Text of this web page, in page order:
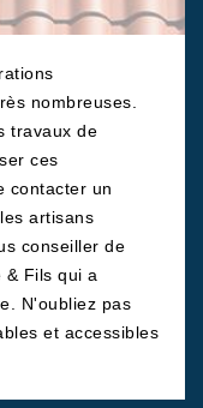
nombreuses.
travaux de
ces
contacter un
artisans
conseiller de
& Fils qui a
N'oubliez pas
et accessibles